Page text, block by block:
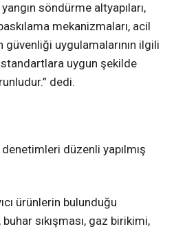
söndürme altyapıları,
mekanizmaları, acil
güvenliği uygulamalarının ilgili
uygun şekilde
dedi.
düzenli yapılmış
ürünlerin bulunduğu
sıkışması, gaz birikimi,